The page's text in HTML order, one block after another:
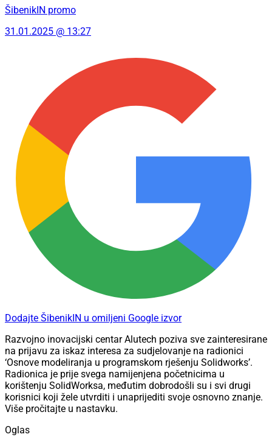
ŠibenikIN promo
31.01.2025 @ 13:27
Dodajte ŠibenikIN u omiljeni Google izvor
Razvojno inovacijski centar Alutech poziva sve zainteresirane
na prijavu za iskaz interesa za sudjelovanje na radionici
‘Osnove modeliranja u programskom rješenju Solidworks’.
Radionica je prije svega namijenjena početnicima u
korištenju SolidWorksa, međutim dobrodošli su i svi drugi
korisnici koji žele utvrditi i unaprijediti svoje osnovno znanje.
Više pročitajte u nastavku.
Oglas